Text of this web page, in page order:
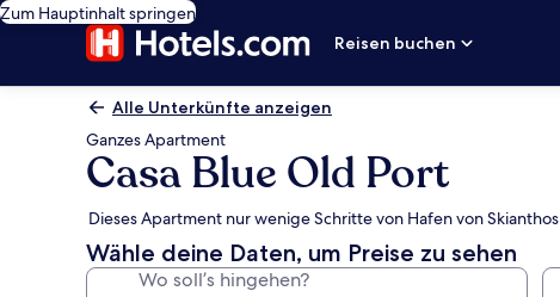
Zum Hauptinhalt springen
Reisen buchen
Alle Unterkünfte anzeigen
Ganzes Apartment
Casa Blue Old Port
Dieses Apartment nur wenige Schritte von Hafen von Skianthos
Wähle deine Daten, um Preise zu sehen
Wo soll’s hingehen?